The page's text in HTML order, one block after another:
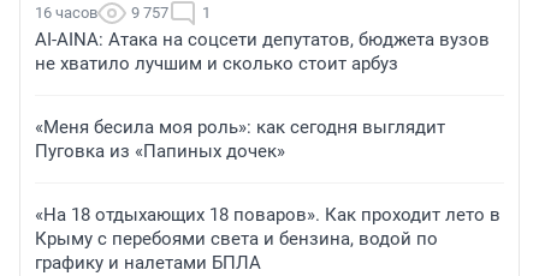
16 часов 9 757 1
AI-AINA: Атака на соцсети депутатов, бюджета вузов
не хватило лучшим и сколько стоит арбуз
«Меня бесила моя роль»: как сегодня выглядит
Пуговка из «Папиных дочек»
«На 18 отдыхающих 18 поваров». Как проходит лето в
Крыму с перебоями света и бензина, водой по
графику и налетами БПЛА